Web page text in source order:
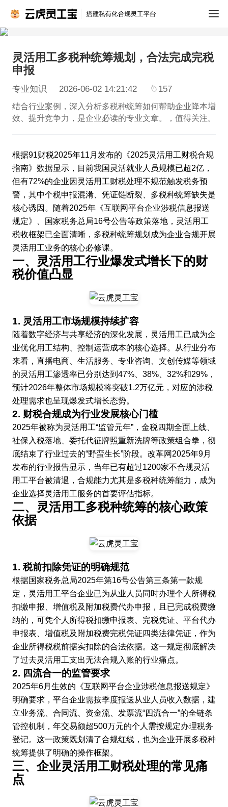
灵活用工多税种统筹规划，合法完成完税
申报
专业知识 2026-06-02 14:21:42 157
结合行业案例，深入分析多税种统筹如何帮助企业降本增
效、提升竞争力，是企业必读的专业文章。，值得关注。
根据91财税2025年11月发布的《2025灵活用工财税合规
指南》数据显示，目前我国灵活就业人员规模已超2亿，
但有72%的企业因灵活用工财税处理不规范触发税务预
警，其中个税申报混淆、凭证链断裂、多税种统筹缺失是
核心诱因。随着2025年《互联网平台企业涉税信息报送
规定》、国家税务总局16号公告等政策落地，灵活用工
税收框架已全面清晰，多税种统筹规划成为企业合规开展
灵活用工业务的核心必修课。
一、灵活用工行业爆发式增长下的财
税价值凸显
1. 灵活用工市场规模持续扩容
随着数字经济与共享经济的深化发展，灵活用工已成为企
业优化用工结构、控制运营成本的核心选择。从行业分布
来看，直播电商、生活服务、专业咨询、文创传媒等领域
的灵活用工渗透率已分别达到47%、38%、32%和29%，
预计2026年整体市场规模将突破1.2万亿元，对应的涉税
处理需求也呈现爆发式增长态势。
2. 财税合规成为行业发展核心门槛
2025年被称为灵活用工“监管元年”，金税四期全面上线、
社保入税落地、委托代征牌照重新洗牌等政策组合拳，彻
底结束了行业过去的“野蛮生长”阶段。改革网2025年9月
发布的行业报告显示，当年已有超过1200家不合规灵活
用工平台被清退，合规能力尤其是多税种统筹能力，成为
企业选择灵活用工服务的首要评估指标。
二、灵活用工多税种统筹的核心政策
依据
1. 税前扣除凭证的明确规范
根据国家税务总局2025年第16号公告第三条第一款规
定，灵活用工平台企业已为从业人员同时办理个人所得税
扣缴申报、增值税及附加税费代办申报，且已完成税费缴
纳的，可凭个人所得税扣缴申报表、完税凭证、平台代办
申报表、增值税及附加税费完税凭证四类法律凭证，作为
企业所得税税前据实扣除的合法依据。这一规定彻底解决
了过去灵活用工支出无法合规入账的行业痛点。
2. 四流合一的监管要求
2025年6月生效的《互联网平台企业涉税信息报送规定》
明确要求，平台企业需按季度报送从业人员收入数据，建
立业务流、合同流、资金流、发票流“四流合一”的全链条
管控机制，年交易额超500万元的个人需按规定办理税务
登记。这一政策既划清了合规红线，也为企业开展多税种
统筹提供了明确的操作框架。
三、企业灵活用工财税处理的常见痛
点